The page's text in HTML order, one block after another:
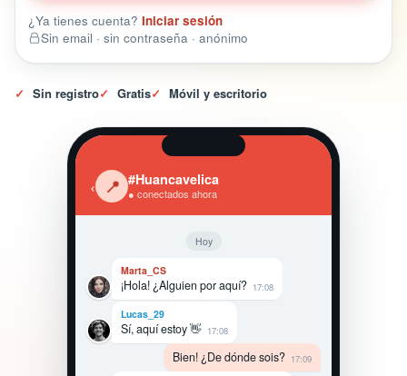
¿Ya tienes cuenta? Iniciar sesión
Sin email · sin contraseña · anónimo
✓ Sin registro✓ Gratis✓ Móvil y escritorio
‹ 📍 #Huancavelica
● conectados ahora
Hoy
Marta_CS
¡Hola! ¿Alguien por aquí? 17:08
Lucas_29
Sí, aquí estoy 👋 17:08
Bien! ¿De dónde sois? 17:09